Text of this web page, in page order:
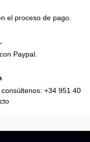
el proceso de pago.
Paypal.
+34 951 40